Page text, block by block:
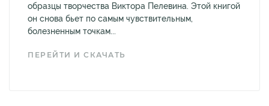
образцы творчества Виктора Пелевина. Этой книгой
он снова бьет по самым чувствительным,
болезненным точкам...
ПЕРЕЙТИ И СКАЧАТЬ